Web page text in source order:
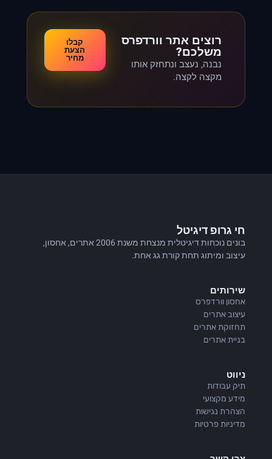
רוצים אתר וורדפרס
משלכם?
נבנה, נעצב ונתחזק אותו
מקצה לקצה.
קבלו
הצעת
מחיר
חי גרופ דיגיטל
בונים נוכחות דיגיטלית מנצחת משנת 2006 אתרים, אחסון,
עיצוב ומיתוג תחת קורת גג אחת.
שירותים
אחסון וורדפרס
עיצוב אתרים
תחזוקת אתרים
בניית אתרים
ניווט
תיק עבודות
מידע מקצועי
הצהרת נגישות
מדיניות פרטיות